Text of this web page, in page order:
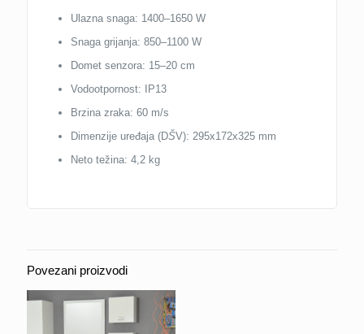
Ulazna snaga: 1400–1650 W
Snaga grijanja: 850–1100 W
Domet senzora: 15–20 cm
Vodootpornost: IP13
Brzina zraka: 60 m/s
Dimenzije uređaja (DŠV): 295x172x325 mm
Neto težina: 4,2 kg
Povezani proizvodi